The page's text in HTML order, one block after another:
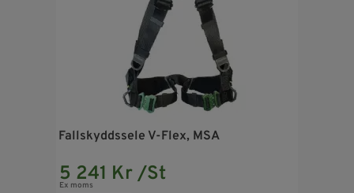
Fallskyddssele V-Flex, MSA
5 241 Kr /St
Ex moms